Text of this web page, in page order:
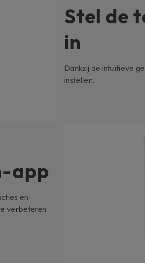
Stel de
in
Dankzij de intuïtieve
instellen.
app
en
verbeteren